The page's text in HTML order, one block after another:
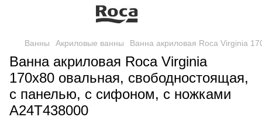
Ванны Акриловые ванны Ванна акриловая Roca Virginia
Ванна акриловая Roca Virginia
170х80 овальная, свободностоящая,
с панелью, с сифоном, с ножками
A24T438000